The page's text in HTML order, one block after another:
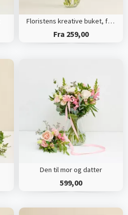
Floristens kreative buket, flerfarvet
Fra 259,00
Den til mor og datter
599,00